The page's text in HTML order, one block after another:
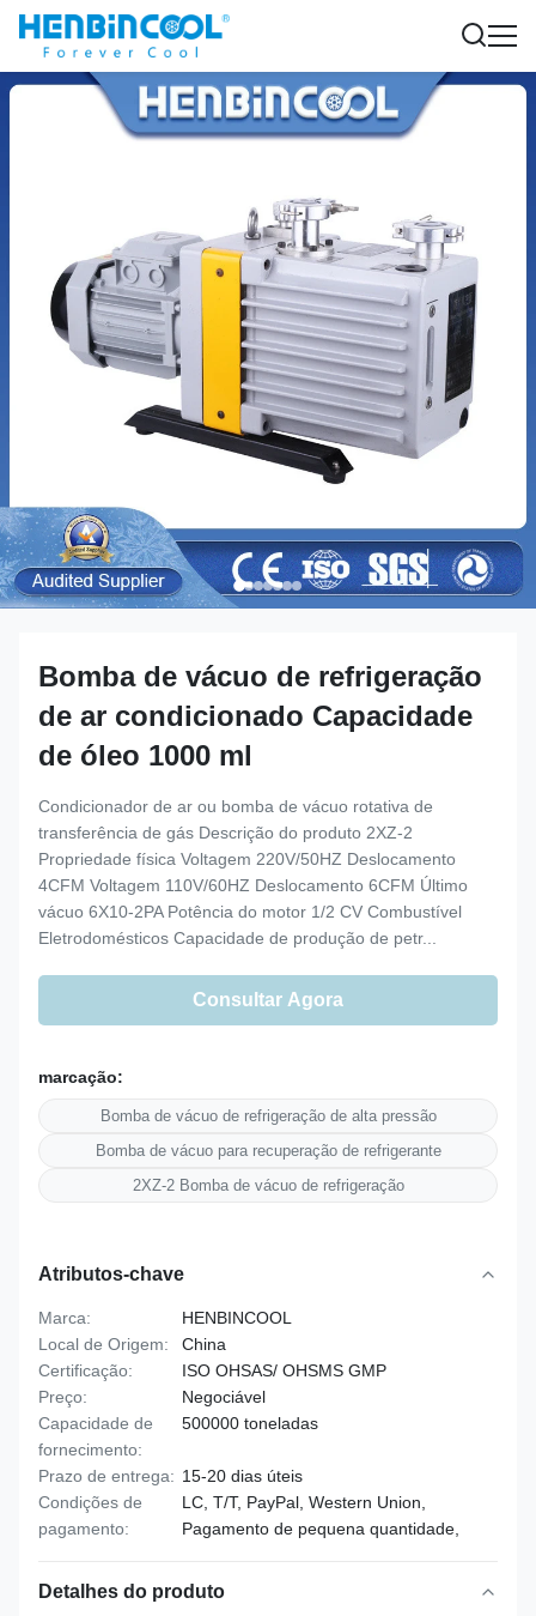
Bomba de vácuo de refrigeração
de ar condicionado Capacidade
de óleo 1000 ml
Condicionador de ar ou bomba de vácuo rotativa de
transferência de gás Descrição do produto 2XZ-2
Propriedade física Voltagem 220V/50HZ Deslocamento
4CFM Voltagem 110V/60HZ Deslocamento 6CFM Último
vácuo 6X10-2PA Potência do motor 1/2 CV Combustível
Eletrodomésticos Capacidade de produção de petr...
Consultar Agora
marcação:
Bomba de vácuo de refrigeração de alta pressão
Bomba de vácuo para recuperação de refrigerante
2XZ-2 Bomba de vácuo de refrigeração
Atributos-chave
Marca:
HENBINCOOL
Local de Origem:
China
Certificação:
ISO OHSAS/ OHSMS GMP
Preço:
Negociável
Capacidade de
fornecimento:
500000 toneladas
Prazo de entrega: 15-20 dias úteis
Condições de
pagamento:
LC, T/T, PayPal, Western Union,
Pagamento de pequena quantidade,
Detalhes do produto